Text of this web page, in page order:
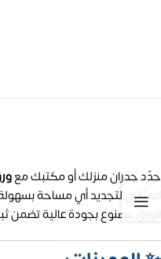
جدّد جدران منزلك أو مكتبك مع
المثالي لتجديد أي مساحة
الورق مصنوع بجودة عالية تضمن